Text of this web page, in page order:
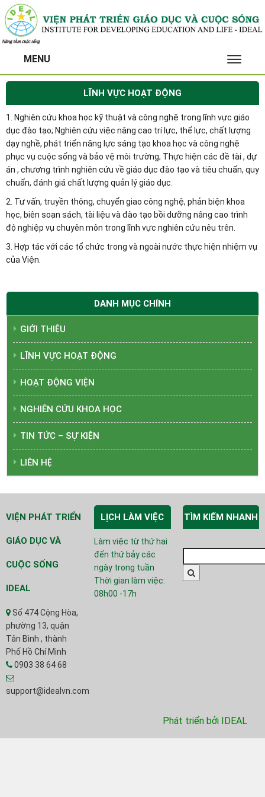
MENU
LĨNH VỰC HOẠT ĐỘNG
1. Nghiên cứu khoa học kỹ thuật và công nghệ trong lĩnh vực giáo
dục đào tạo; Nghiên cứu việc nâng cao trí lực, thể lực, chất lượng
dạy nghề, phát triển năng lực sáng tạo khoa học và công nghệ
phục vụ cuộc sống và bảo vệ môi trường; Thực hiện các đề tài , dự
án , chương trình nghiên cứu về giáo dục đào tạo và tiêu chuẩn, quy
chuẩn, đánh giá chất lượng quản lý giáo dục.
2. Tư vấn, truyền thông, chuyển giao công nghệ, phản biện khoa
học, biên soạn sách, tài liệu và đào tạo bồi dưỡng nâng cao trình
độ nghiệp vụ chuyên môn trong lĩnh vực nghiên cứu nêu trên.
3. Hợp tác với các tổ chức trong và ngoài nước thực hiện nhiệm vụ
của Viện.
DANH MỤC CHÍNH
GIỚI THIỆU
LĨNH VỰC HOẠT ĐỘNG
HOẠT ĐỘNG VIỆN
NGHIÊN CỨU KHOA HỌC
TIN TỨC – SỰ KIỆN
LIÊN HỆ
VIỆN PHÁT TRIỂN
GIÁO DỤC VÀ
CUỘC SỐNG
IDEAL
Số 474 Cộng Hòa,
phường 13, quận
Tân Bình , thành
Phố Hồ Chí Minh
0903 38 64 68
support@idealvn.com
LỊCH LÀM VIỆC
Làm việc từ thứ hai
đến thứ bảy các
ngày trong tuần
Thời gian làm việc:
08h00 -17h
TÌM KIẾM NHANH
Tìm
Phát triển bởi IDEAL